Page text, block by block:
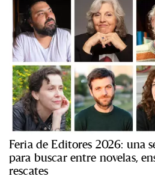
Feria de Editores 2026: una
para buscar entre novelas,
rescates